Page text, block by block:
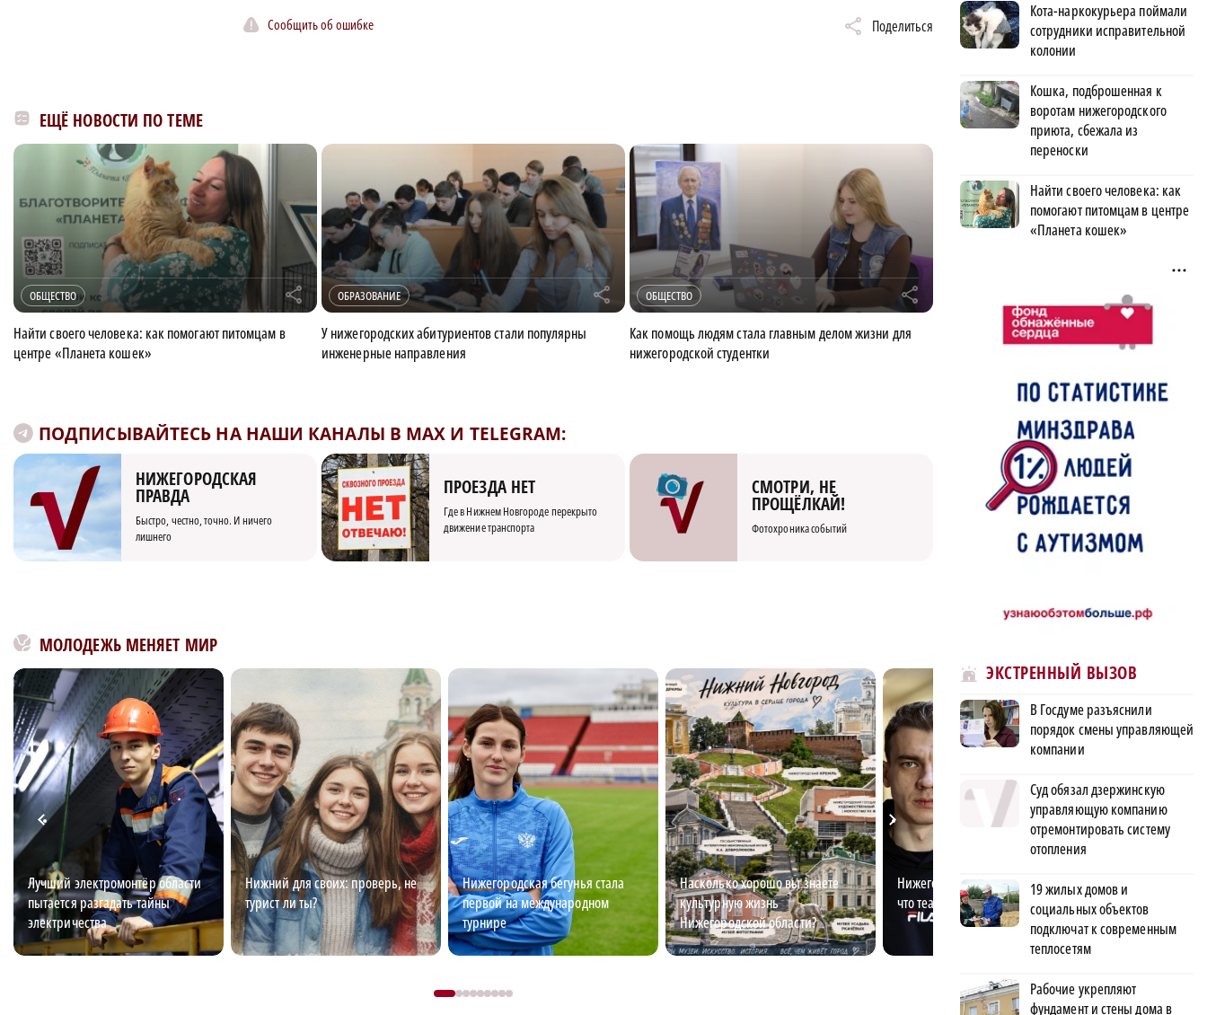
Сообщить об ошибке Поделиться
ЕЩЁ НОВОСТИ ПО ТЕМЕ
ОБЩЕСТВО r
Найти своего человека: как помогают питомцам в
центре «Планета кошек»
ОБРАЗОВАНИЕ r
У нижегородских абитуриентов стали популярны
инженерные направления
ОБЩЕСТВО r
Как помощь людям стала главным делом жизни для
нижегородской студентки
ПОДПИСЫВАЙТЕСЬ НА НАШИ КАНАЛЫ В MAX И TELEGRAM:
НИЖЕГОРОДСКАЯ
ПРАВДА
Быстро, честно, точно. И ничего
лишнего
ПРОЕЗДА НЕТ
Где в Нижнем Новгороде перекрыто
движение транспорта
СМОТРИ, НЕ
ПРОЩЁЛКАЙ!
Фотохроника событий
МОЛОДЕЖЬ МЕНЯЕТ МИР
Лучший электромонтёр области
пытается разгадать тайны
электричества
Нижний для своих: проверь, не
турист ли ты?
Нижегородская бегунья стала
первой на международном
турнире
Насколько хорошо вы знаете
культурную жизнь
Нижегородской области?
Нижегородский актёр уверен,
что театр не место для интриг
Остаться или
оценила
Новгорода
Кота-наркокурьера поймали
сотрудники исправительной
колонии
Кошка, подброшенная к
воротам нижегородского
приюта, сбежала из
переноски
Найти своего человека: как
помогают питомцам в центре
«Планета кошек»
ЭКСТРЕННЫЙ ВЫЗОВ
В Госдуме разъяснили
порядок смены управляющей
компании
Суд обязал дзержинскую
управляющую компанию
отремонтировать систему
отопления
19 жилых домов и
социальных объектов
подключат к современным
теплосетям
Рабочие укрепляют
фундамент и стены дома в